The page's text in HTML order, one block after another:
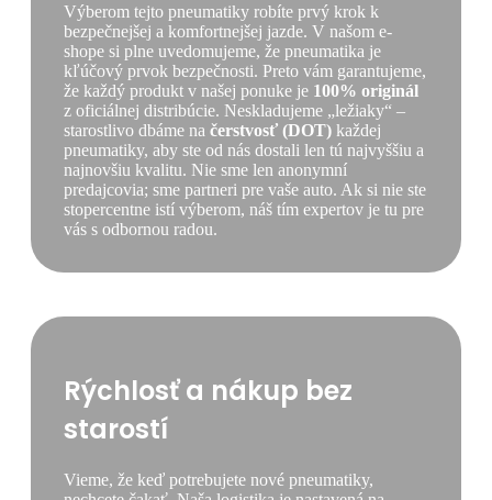
Výberom tejto pneumatiky robíte prvý krok k
bezpečnejšej a komfortnejšej jazde. V našom e-
shope si plne uvedomujeme, že pneumatika je
kľúčový prvok bezpečnosti. Preto vám garantujeme,
že každý produkt v našej ponuke je 100% originál
z oficiálnej distribúcie. Neskladujeme „ležiaky“ –
starostlivo dbáme na čerstvosť (DOT) každej
pneumatiky, aby ste od nás dostali len tú najvyššiu a
najnovšiu kvalitu. Nie sme len anonymní
predajcovia; sme partneri pre vaše auto. Ak si nie ste
stopercentne istí výberom, náš tím expertov je tu pre
vás s odbornou radou.
Rýchlosť a nákup bez
starostí
Vieme, že keď potrebujete nové pneumatiky,